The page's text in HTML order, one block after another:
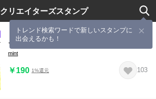
クリエイターズスタンプ
トレンド検索ワードで新しいスタンプに
出会えるかも！
インコの王子様 愛を叫べ
mint
￥190 1%還元 103